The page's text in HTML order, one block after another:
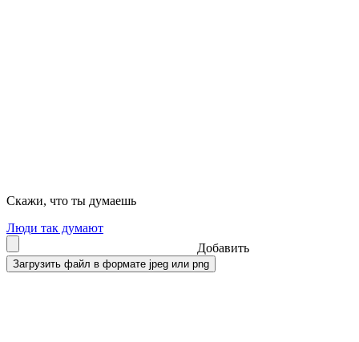
Скажи, что ты думаешь
Люди так думают
Добавить